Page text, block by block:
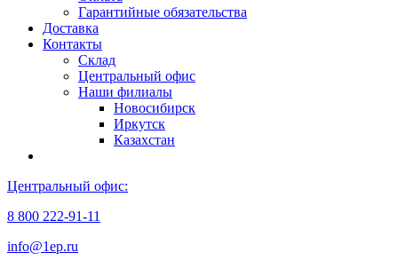
Гарантийные обязательства
Доставка
Контакты
Склад
Центральный офис
Наши филиалы
Новосибирск
Иркутск
Казахстан
Центральный офис:
8 800 222-91-11
info@1ep.ru